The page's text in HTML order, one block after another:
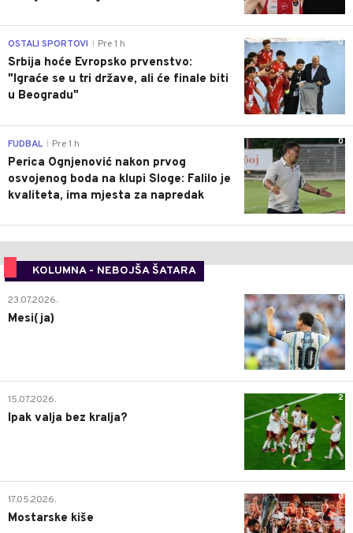
0
OSTALI SPORTOVI Pre 1 h
Srbija hoće Evropsko prvenstvo:
"Igraće se u tri države, ali će finale biti
u Beogradu"
0
FUDBAL Pre 1 h
Perica Ognjenović nakon prvog
osvojenog boda na klupi Sloge: Falilo je
kvaliteta, ima mjesta za napredak
KOLUMNA - NEBOJŠA ŠATARA
0
23.07.2026.
Mesi(ja)
2
15.07.2026.
Ipak valja bez kralja?
0
17.05.2026.
Mostarske kiše